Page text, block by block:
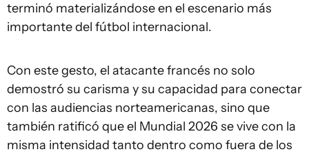
terminó materializándose en el escenario más
importante del fútbol internacional.
Con este gesto, el atacante francés no solo
demostró su carisma y su capacidad para conectar
con las audiencias norteamericanas, sino que
también ratificó que el Mundial 2026 se vive con la
misma intensidad tanto dentro como fuera de los